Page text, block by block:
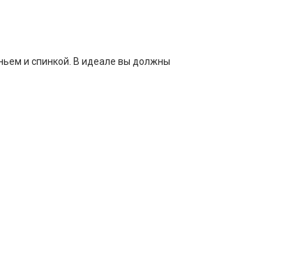
и спинкой. В идеале вы должны